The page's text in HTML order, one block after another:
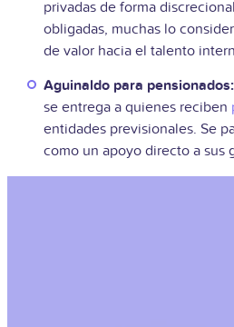
privadas de forma
obligadas, muchas lo
de valor hacia el talento
Aguinaldo para pensionados:
se entrega a quienes reciben
entidades previsionales. Se
como un apoyo directo a sus